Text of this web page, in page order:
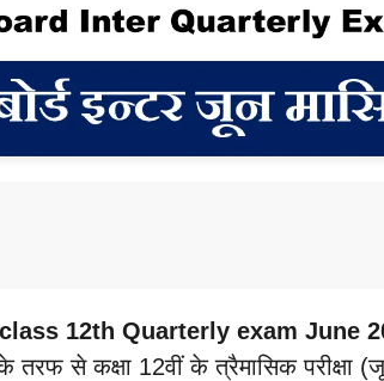
12th Quarterly exam June
तरफ से कक्षा 12वीं के त्रैमासिक परीक्षा